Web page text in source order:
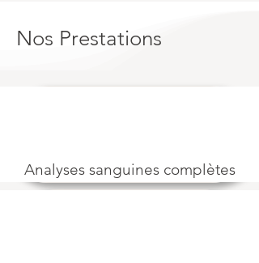
Nos Prestations
Analyses sanguines complètes